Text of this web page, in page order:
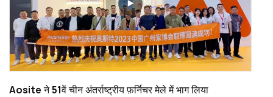
Aosite ने 51वें चीन अंतर्राष्ट्रीय फ़र्निचर मेले में भाग लिया